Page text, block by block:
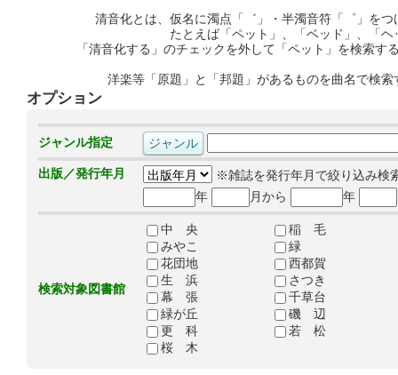
清音化とは、仮名に濁点「゛」・半濁音符「゜」を
たとえば「ペット」、「ベッド」、「
「清音化する」のチェックを外して「ペット」を検索
洋楽等「原題」と「邦題」があるものを曲名で検
オプション
ジャンル指定
出版／発行年月
※雑誌を発行年月で絞り込み検
年
月から 年
検索対象図書館
中 央
稲 毛
みやこ
緑
花団地
西都賀
生 浜
さつき
幕 張
千草台
緑が丘
磯 辺
更 科
若 松
桜 木